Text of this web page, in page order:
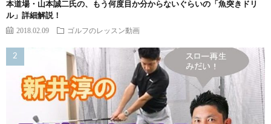
本道場・山本誠二氏の、もう何度目か分からないぐらいの「魚突きドリ
ル」詳細解説！
2018.02.09 ゴルフのレッスン動画